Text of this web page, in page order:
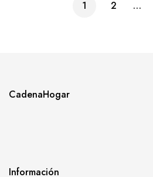
1 2 …
CadenaHogar
Información